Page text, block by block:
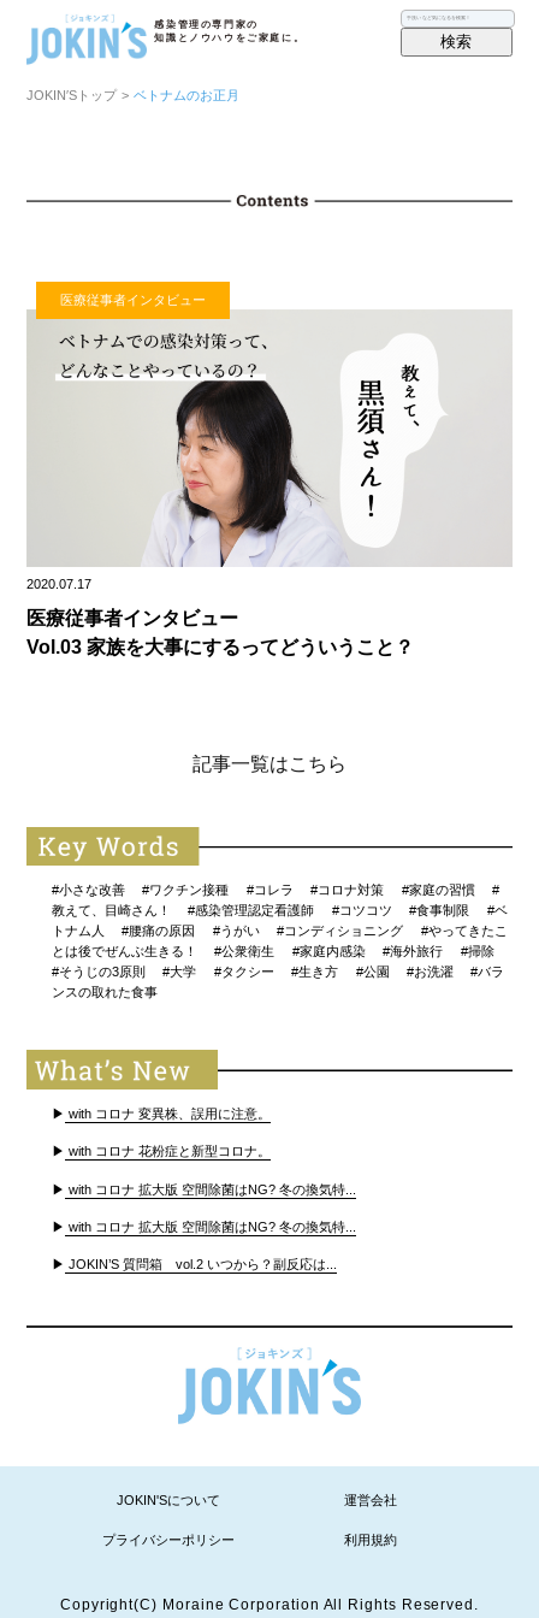
感染管理の専門家の
知識とノウハウをご家庭に。
検索
JOKIN′Sトップ > ベトナムのお正月
医療従事者インタビュー
2020.07.17
医療従事者インタビュー
Vol.03 家族を大事にするってどういうこと？
記事一覧はこちら
#小さな改善 #ワクチン接種 #コレラ #コロナ対策 #家庭の習慣
#
教えて、目崎さん！
#感染管理認定看護師 #コツコツ #食事制限
#ベ
トナム人
#腰痛の原因 #うがい #コンディショニング
#やってきたこ
とは後でぜんぶ生きる！
#公衆衛生 #家庭内感染 #海外旅行
#掃除
#そうじの3原則
#大学 #タクシー #生き方 #公園 #お洗濯
#バラ
ンスの取れた食事
▶ with コロナ 変異株、誤用に注意。
▶ with コロナ 花粉症と新型コロナ。
▶ with コロナ 拡大版 空間除菌はNG? 冬の換気特...
▶ with コロナ 拡大版 空間除菌はNG? 冬の換気特...
▶ JOKIN’S 質問箱 vol.2 いつから？副反応は...
JOKIN'Sについて 運営会社
プライバシーポリシー 利用規約
Copyright(C) Moraine Corporation All Rights Reserved.